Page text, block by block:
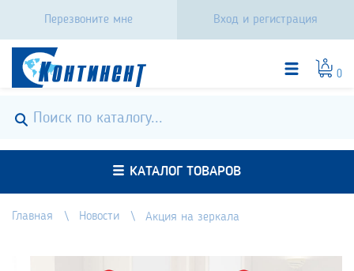
Перезвоните мне Вход и регистрация
0
КАТАЛОГ ТОВАРОВ
Главная Новости Акция на зеркала